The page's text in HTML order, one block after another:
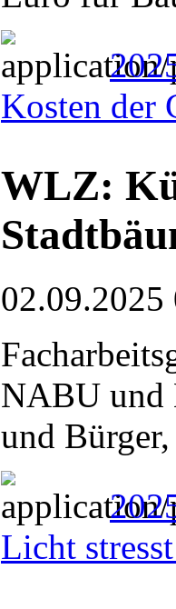
Kosten der
WLZ:
02.09.2025
NABU und
und Bürger,
Licht